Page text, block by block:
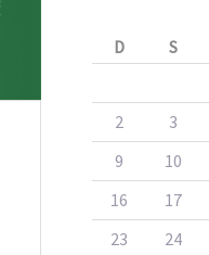
D
S
2
3
9
10
16
17
23
24